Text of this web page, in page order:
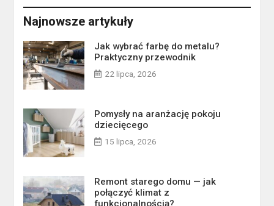
Najnowsze artykuły
Jak wybrać farbę do metalu?
Praktyczny przewodnik
22 lipca, 2026
Pomysły na aranżację pokoju
dziecięcego
15 lipca, 2026
Remont starego domu — jak
połączyć klimat z
funkcjonalnością?